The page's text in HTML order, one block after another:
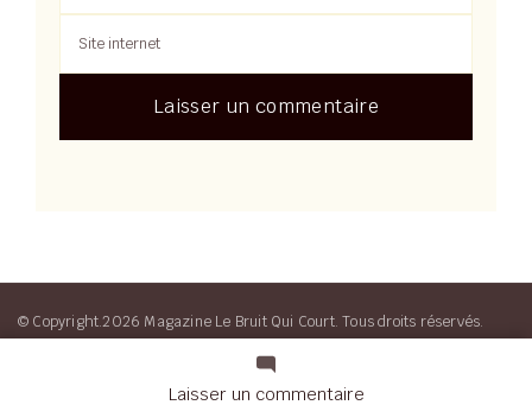
Laisser un commentairesur
© Copyright.2026 Magazine Le Bruit Qui Court. Tous droits réservés.